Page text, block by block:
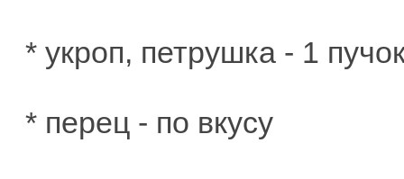
* укроп, петрушка - 1
* перец - по вкусу